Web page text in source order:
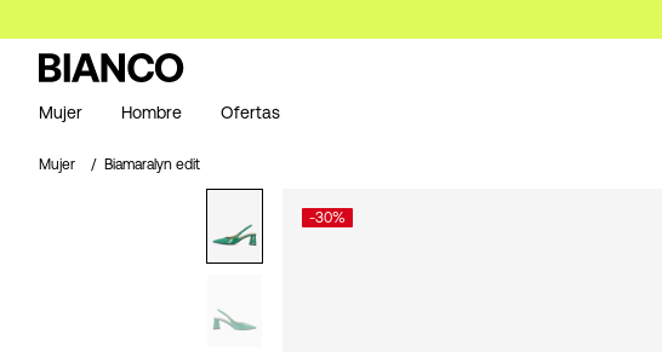
Mujer Hombre Ofertas
Mujer Biamaralyn edit
-30%